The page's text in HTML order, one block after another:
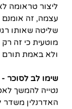
ליצור טראומה
עצמה, זה אומנם
שליטה שאותו
מוטעית כי זה
ולא באמת תורם
שימו לב לסוכר -
נטייה להמשך
האדרנלין